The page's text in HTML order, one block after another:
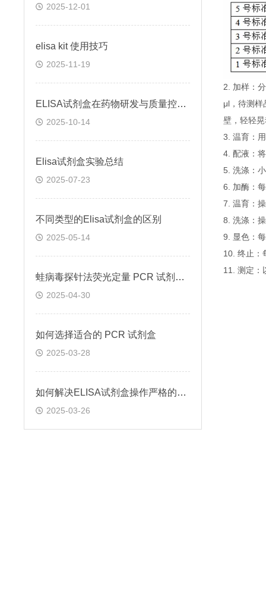
2025-12-01
elisa kit 使用技巧
2025-11-19
ELISA试剂盒在药物研发与质量控制中的应用实践
2025-10-14
Elisa试剂盒实验总结
2025-07-23
不同类型的Elisa试剂盒的区别
2025-05-14
蛙病毒探针法荧光定量 PCR 试剂盒定量定性检测
2025-04-30
如何选择适合的 PCR 试剂盒
2025-03-28
如何解决ELISA试剂盒操作严格的问题
2025-03-26
2. 加样：
μl，待测样
壁，轻轻
3. 温育：
4. 配液：
5. 洗涤：
6. 加酶：
7. 温育：
8. 洗涤：
9. 显色：
10. 终止：
11. 测定：